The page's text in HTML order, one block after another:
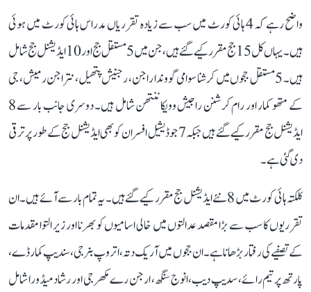
واضح رہے کہ 4 ہائی کورٹ میں سب سے زیادہ تقرریاں مدراس ہائی کورٹ میں ہوئی
ہیں۔ یہاں کل 15 جج مقرر کیے گئے ہیں، جن میں 5 مستقل جج اور 10 ایڈیشنل جج شامل
ہیں۔ 5 مستقل ججوں میں کرشنا سوامی گووندا راجن، رجنیش پتھیل، نتراجن رمیش، جی
کے متھو کمار اور رام کرشنن راجیش وویکاننتھن شامل ہیں۔ دوسری جانب بار سے 8
ایڈیشنل جج مقرر کیے گئے ہیں جبکہ 7 جوڈیشیل افسران کو بھی ایڈیشنل جج کے طور پر ترقی
دی گئی ہے۔
کلکتہ ہائی کورٹ میں 8 نئے ایڈیشنل جج مقرر کیے گئے ہیں۔ یہ تمام بار سے آئے ہیں۔ ان
تقرریوں کا سب سے بڑا مقصد عدالتوں میں خالی اسامیوں کو بھرنا اور زیر التوا مقدمات
کے تصفیے کی رفتار بڑھانا ہے۔ ان ججوں میں آریک دتہ، اتروپ بنرجی، سندیپ کمار ڈے،
پارتھ پرتیم رائے، سدیپ دیب، انوج سنگھ، ارجن رے مکھرجی اور رشاد میڈورا شامل